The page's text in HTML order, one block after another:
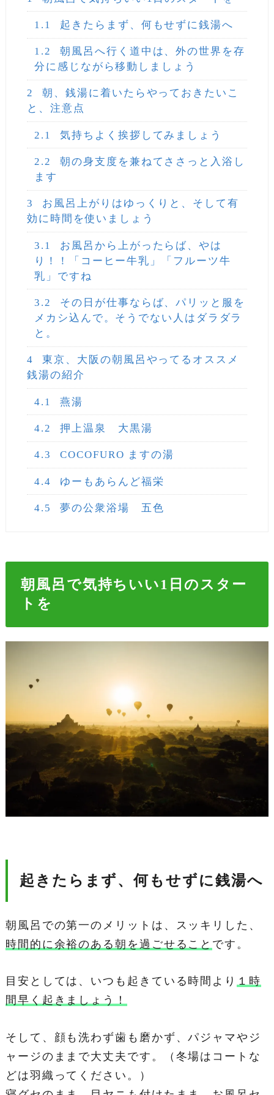
1.1 起きたらまず、何もせずに銭湯へ
1.2
朝風呂へ行く道中は、外の世界を存
分に感じながら移動しましょう
2
朝、銭湯に着いたらやっておきたいこ
と、注意点
2.1 気持ちよく挨拶してみましょう
2.2
朝の身支度を兼ねてささっと入浴し
ます
3
お風呂上がりはゆっくりと、そして有
効に時間を使いましょう
3.1
お風呂から上がったらば、やは
り！！「コーヒー牛乳」「フルーツ牛
乳」ですね
3.2
その日が仕事ならば、パリッと服を
メカシ込んで。そうでない人はダラダラ
と。
4
東京、大阪の朝風呂やってるオススメ
銭湯の紹介
4.1 燕湯
4.2 押上温泉 大黒湯
4.3 COCOFURO ますの湯
4.4 ゆーもあらんど福栄
4.5 夢の公衆浴場 五色
朝風呂で気持ちいい1日のスター
トを
起きたらまず、何もせずに銭湯へ
朝風呂での第一のメリットは、スッキリした、
時間的に余裕のある朝を過ごせること です。
目安としては、いつも起きている時間より １時
間早く起きましょう！
そして、顔も洗わず歯も磨かず、パジャマやジ
ャージのままで大丈夫です。（冬場はコートな
どは羽織ってください。）